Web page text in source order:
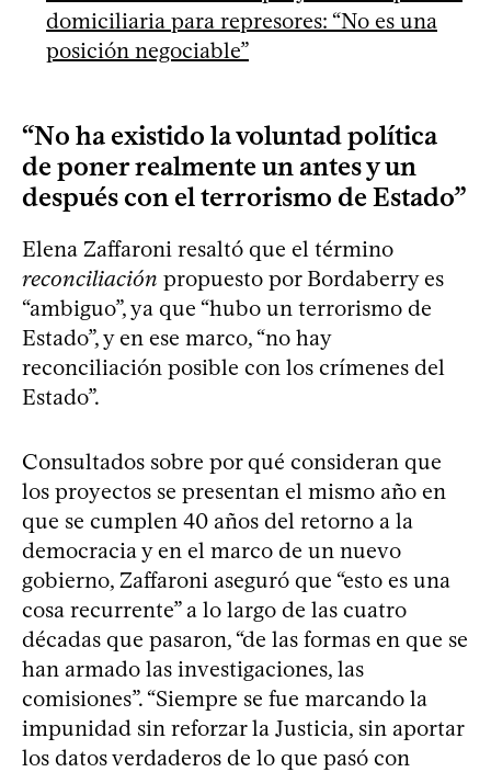
domiciliaria para represores: “No es una
posición negociable”
“No ha existido la voluntad política
de poner realmente un antes y un
después con el terrorismo de Estado”
Elena Zaffaroni resaltó que el término
reconciliación propuesto por Bordaberry es
“ambiguo”, ya que “hubo un terrorismo de
Estado”, y en ese marco, “no hay
reconciliación posible con los crímenes del
Estado”.
Consultados sobre por qué consideran que
los proyectos se presentan el mismo año en
que se cumplen 40 años del retorno a la
democracia y en el marco de un nuevo
gobierno, Zaffaroni aseguró que “esto es una
cosa recurrente” a lo largo de las cuatro
décadas que pasaron, “de las formas en que se
han armado las investigaciones, las
comisiones”. “Siempre se fue marcando la
impunidad sin reforzar la Justicia, sin aportar
los datos verdaderos de lo que pasó con